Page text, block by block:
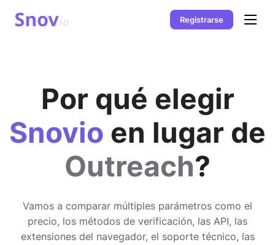
Registrarse
Por qué elegir
Snovio en lugar de
Outreach?
Vamos a comparar múltiples parámetros como el
precio, los métodos de verificación, las API, las
extensiones del navegador, el soporte técnico, las